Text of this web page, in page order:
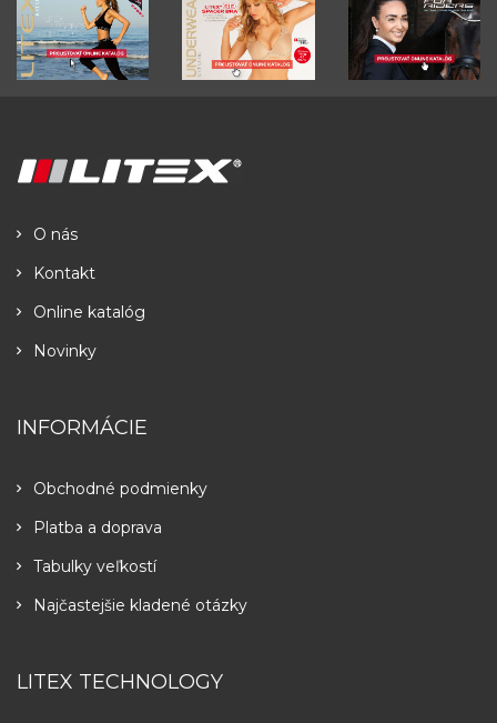
O nás
Kontakt
Online katalóg
Novinky
INFORMÁCIE
Obchodné podmienky
Platba a doprava
Tabulky veľkostí
Najčastejšie kladené otázky
LITEX TECHNOLOGY